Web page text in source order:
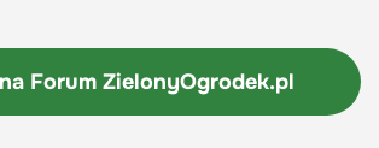
Forum ZielonyOgrodek.pl